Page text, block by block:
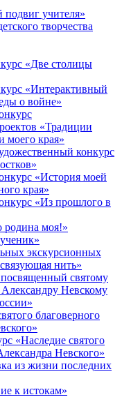
учителя»
творчества
«Две столицы
«Интерактивный
о войне»
«Традиции
моего края»
конкурс
«История моей
края»
«Из прошлого в
родина моя!»
экскурсионных
нить»
святому
Невскому
благоверного
«Наследие святого
Невского»
из жизни последних
к истокам»